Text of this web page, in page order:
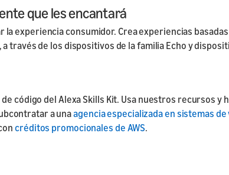
que les encantará
experiencia consumidor. Crea experiencias
través de los dispositivos de la familia Echo y
código del Alexa Skills Kit. Usa nuestros recursos
a unaagencia especializada en sistemas de
créditos promocionales de AWS.